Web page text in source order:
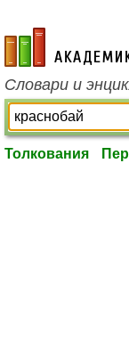
academic.ru
Словари и
Толкования